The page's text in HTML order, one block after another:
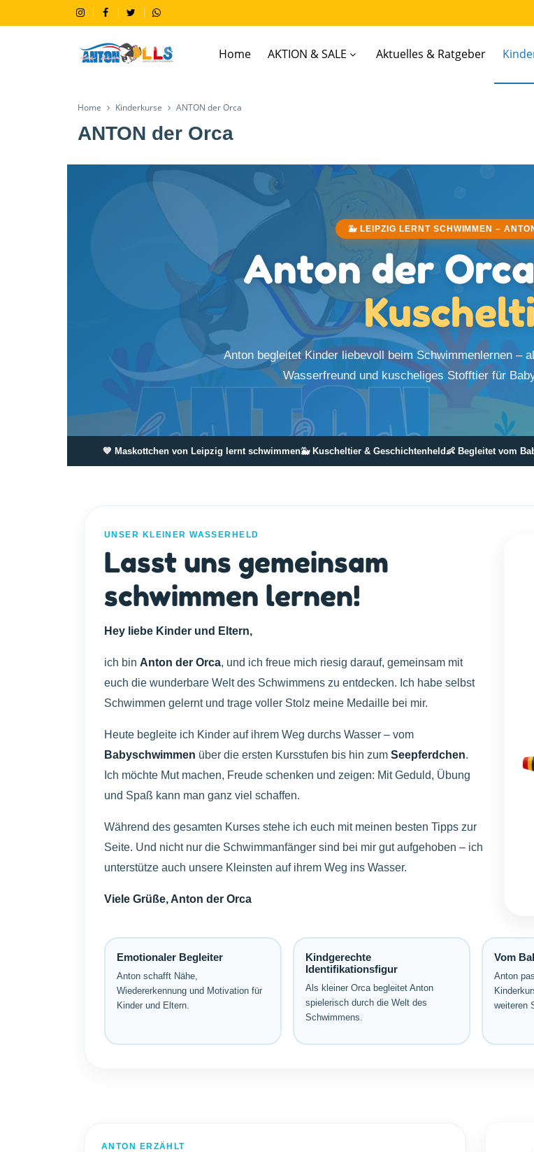
Home AKTION & SALE Aktuelles & Ratgeber
Home Kinderkurse ANTON der Orca
ANTON der Orca
🐳 LEIPZIG LERNT SCHWIMMEN –
Anton der
Anton begleitet Kinder liebevoll beim Schwimmenlernen –
Wasserfreund und kuscheliges Stofftier für
💙 Maskottchen von Leipzig lernt schwimmen🐳 Kuscheltier & Geschichtenheld👶 Begleitet vom
UNSER KLEINER WASSERHELD
Lasst uns gemeinsam
schwimmen lernen!
Hey liebe Kinder und Eltern,
ich bin Anton der Orca, und ich freue mich riesig darauf, gemeinsam mit
euch die wunderbare Welt des Schwimmens zu entdecken. Ich habe selbst
Schwimmen gelernt und trage voller Stolz meine Medaille bei mir.
Heute begleite ich Kinder auf ihrem Weg durchs Wasser – vom
Babyschwimmen über die ersten Kursstufen bis hin zum Seepferdchen.
Ich möchte Mut machen, Freude schenken und zeigen: Mit Geduld, Übung
und Spaß kann man ganz viel schaffen.
Während des gesamten Kurses stehe ich euch mit meinen besten Tipps zur
Seite. Und nicht nur die Schwimmanfänger sind bei mir gut aufgehoben – ich
unterstütze auch unsere Kleinsten auf ihrem Weg ins Wasser.
Viele Grüße, Anton der Orca
Emotionaler Begleiter
Anton schafft Nähe,
Wiedererkennung und Motivation für
Kinder und Eltern.
Kindgerechte
Identifikationsfigur
Als kleiner Orca begleitet Anton
spielerisch durch die Welt des
Schwimmens.
Vom
Anton
weiteren
ANTON ERZÄHLT